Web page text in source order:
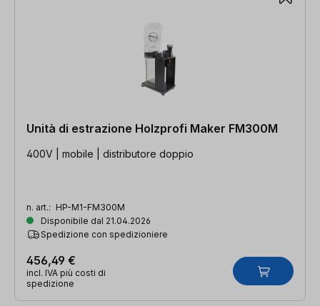
Unità di estrazione Holzprofi Maker FM300M
400V | mobile | distributore doppio
n. art.: HP-M1-FM300M
Disponibile dal 21.04.2026
Spedizione con spedizioniere
456,49 €
incl. IVA più costi di
spedizione